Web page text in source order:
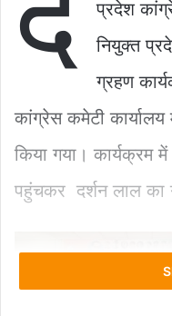
e
b
o
k
s
A
p
p
l
प्रदेश
नियुक्त
ग्रहण
कांग्रेस कमेटी
किया गया। कार्यक्रम
पहुंचकर दर्शन लाल का